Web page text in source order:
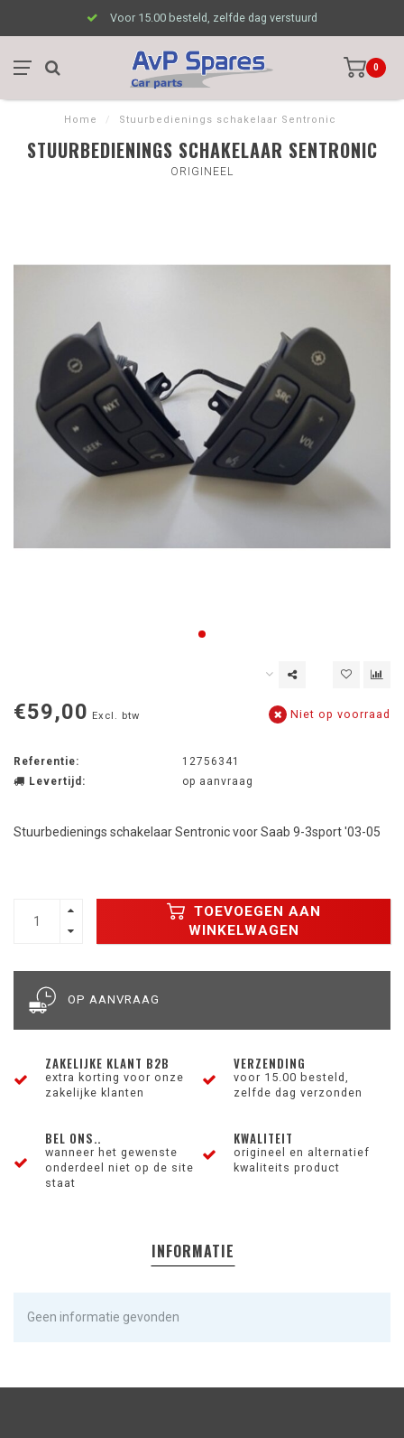
Voor 15.00 besteld, zelfde dag verstuurd
0
Home / Stuurbedienings schakelaar Sentronic
STUURBEDIENINGS SCHAKELAAR SENTRONIC
ORIGINEEL
€59,00 Excl. btw Niet op voorraad
Referentie:
12756341
Levertijd:
op aanvraag
Stuurbedienings schakelaar Sentronic voor Saab 9-3sport '03-05
TOEVOEGEN AAN
WINKELWAGEN
OP AANVRAAG
ZAKELIJKE KLANT B2B
extra korting voor onze
zakelijke klanten
VERZENDING
voor 15.00 besteld,
zelfde dag verzonden
BEL ONS..
wanneer het gewenste
onderdeel niet op de site
staat
KWALITEIT
origineel en alternatief
kwaliteits product
INFORMATIE
Geen informatie gevonden